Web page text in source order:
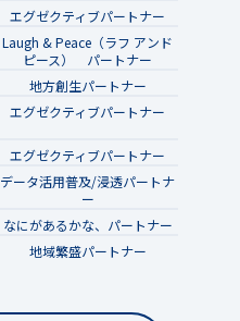
エグゼクティブパートナー
Laugh & Peace（ラフ アンド
ピース） パートナー
地方創生パートナー
エグゼクティブパートナー
エグゼクティブパートナー
データ活用普及/浸透パートナ
ー
なにがあるかな、パートナー
地域繁盛パートナー